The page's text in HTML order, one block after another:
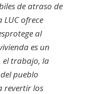
de atraso de
LUC ofrece
al
es un
el trabajo, la
pueblo
revertir los